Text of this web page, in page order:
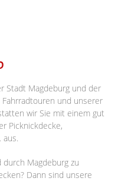
Stadt Magdeburg und der
und unserer
wir Sie mit einem gut
Picknickdecke,
aus.
durch Magdeburg zu
Dann sind unsere